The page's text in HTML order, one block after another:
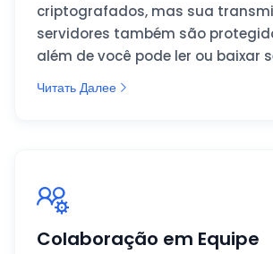
criptografados, mas sua
servidores também são
além de você pode ler ou baixar
Читать Далее
Colaboração em Equipe